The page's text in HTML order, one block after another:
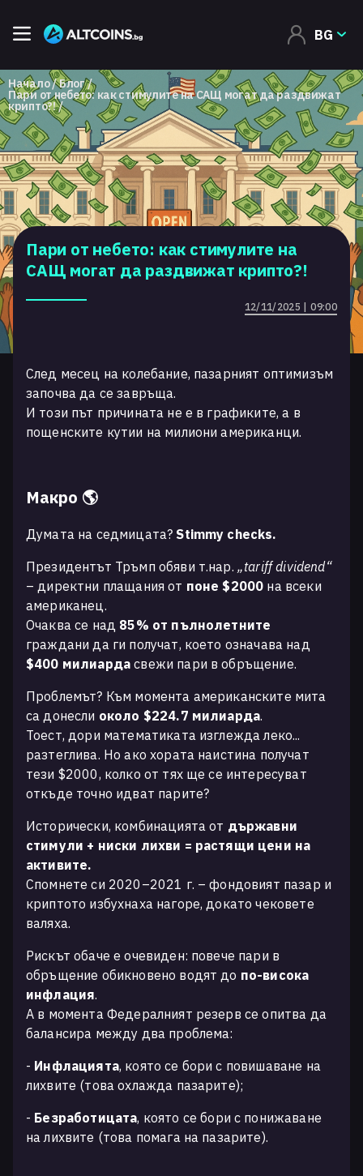
BG
Начало Блог
Пари от небето: как стимулите на САЩ могат да раздвижат
крипто?!
Пари от небето: как стимулите на
САЩ могат да раздвижат крипто?!
12/11/2025 | 09:00
След месец на колебание, пазарният оптимизъм
започва да се завръща.
И този път причината не е в графиките, а в
пощенските кутии на милиони американци.
Макро 🌎
Думата на седмицата? Stimmy checks.
Президентът Тръмп обяви т.нар. „tariff dividend“
– директни плащания от поне $2000 на всеки
американец.
Очаква се над 85% от пълнолетните
граждани да ги получат, което означава над
$400 милиарда свежи пари в обръщение.
Проблемът? Към момента американските мита
са донесли около $224.7 милиарда.
Тоест, дори математиката изглежда леко...
разтеглива. Но ако хората наистина получат
тези $2000, колко от тях ще се интересуват
откъде точно идват парите?
Исторически, комбинацията от държавни
стимули + ниски лихви = растящи цени на
активите.
Спомнете си 2020–2021 г. – фондовият пазар и
криптото избухнаха нагоре, докато чековете
валяха.
Рискът обаче е очевиден: повече пари в
обръщение обикновено водят до по-висока
инфлация.
А в момента Федералният резерв се опитва да
балансира между два проблема:
- Инфлацията, която се бори с повишаване на
лихвите (това охлажда пазарите);
- Безработицата, която се бори с понижаване
на лихвите (това помага на пазарите).